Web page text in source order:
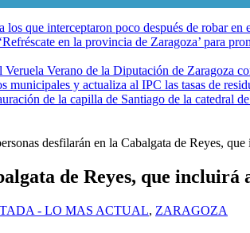
que interceptaron poco después de robar
en la provincia de Zaragoza’ para
Verano de la Diputación de Zaragoza
municipales y actualiza al IPC las tasas de
de la capilla de Santiago de la catedral
desfilarán en la Cabalgata de Reyes,
de Reyes, que
- LO MAS ACTUAL, ZARAGOZA